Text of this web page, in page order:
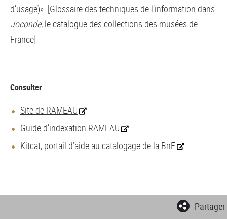
d’usage)». [Glossaire des techniques de l’information dans
Joconde, le catalogue des collections des musées de
France]
Consulter
Site de RAMEAU
Guide d’indexation RAMEAU
Kitcat, portail d’aide au catalogage de la BnF
Partager